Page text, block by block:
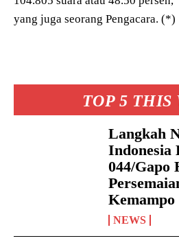
TOP 5 THIS
Langkah
Indonesia
044/Gapo
Kemampo
NEWS
yang juga seorang Pengacara. (*)